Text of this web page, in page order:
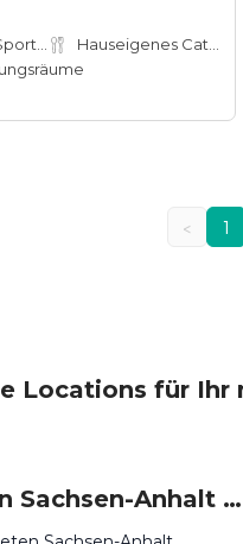
< 1
Locations für
Locations in Sachsen-Anhalt mieten